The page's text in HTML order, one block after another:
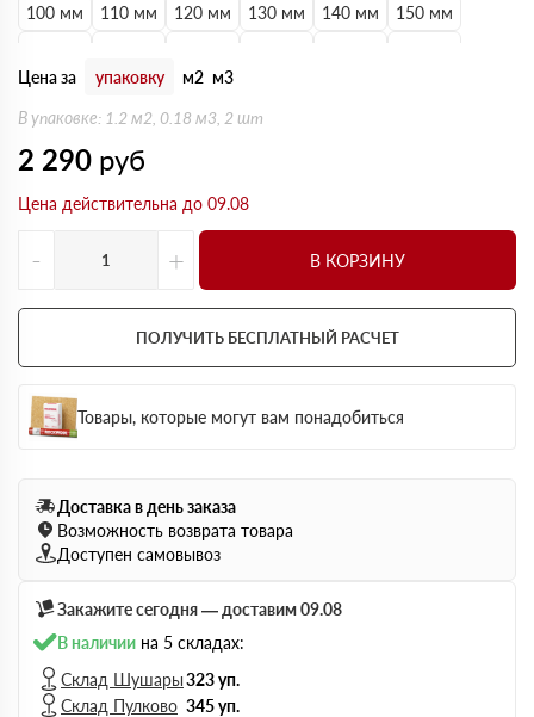
100 мм
110 мм 120 мм 130 мм 140 мм
150 мм
220 мм
230 мм 240 мм
Цена за упаковку м2 м3
В упаковке: 1.2 м2, 0.18 м3, 2 шт
2 290 руб
Цена действительна до 09.08
- + В КОРЗИНУ
ПОЛУЧИТЬ БЕСПЛАТНЫЙ РАСЧЕТ
Товары, которые могут вам понадобиться
Доставка в день заказа
Возможность возврата товара
Доступен самовывоз
Закажите сегодня — доставим 09.08
В наличии на 5 складах:
Склад Шушары323 уп.
Склад Пулково 345 уп.